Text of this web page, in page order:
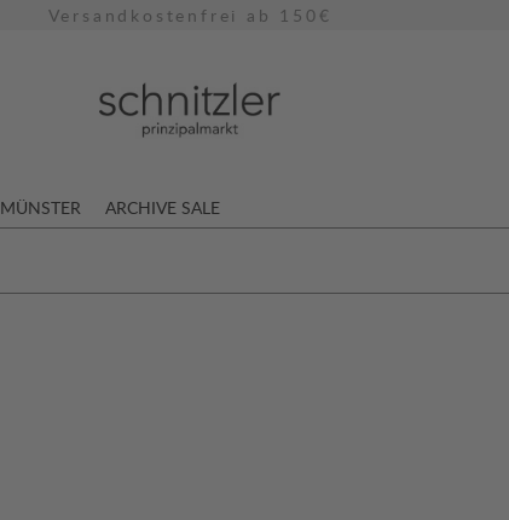
Versandkostenfrei ab 150€
MÜNSTER ARCHIVE SALE